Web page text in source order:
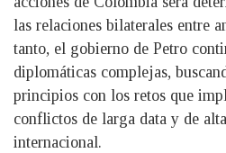
las relaciones bilaterales entre
tanto, el gobierno de Petro
diplomáticas complejas,
principios con los retos que
conflictos de larga data y de
internacional.